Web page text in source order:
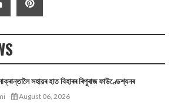
সহায়ৰ হাত বিহাৰৰ ৰিপুৰাজ ফাউণ্ডেশ্যনৰ
August 06, 2026